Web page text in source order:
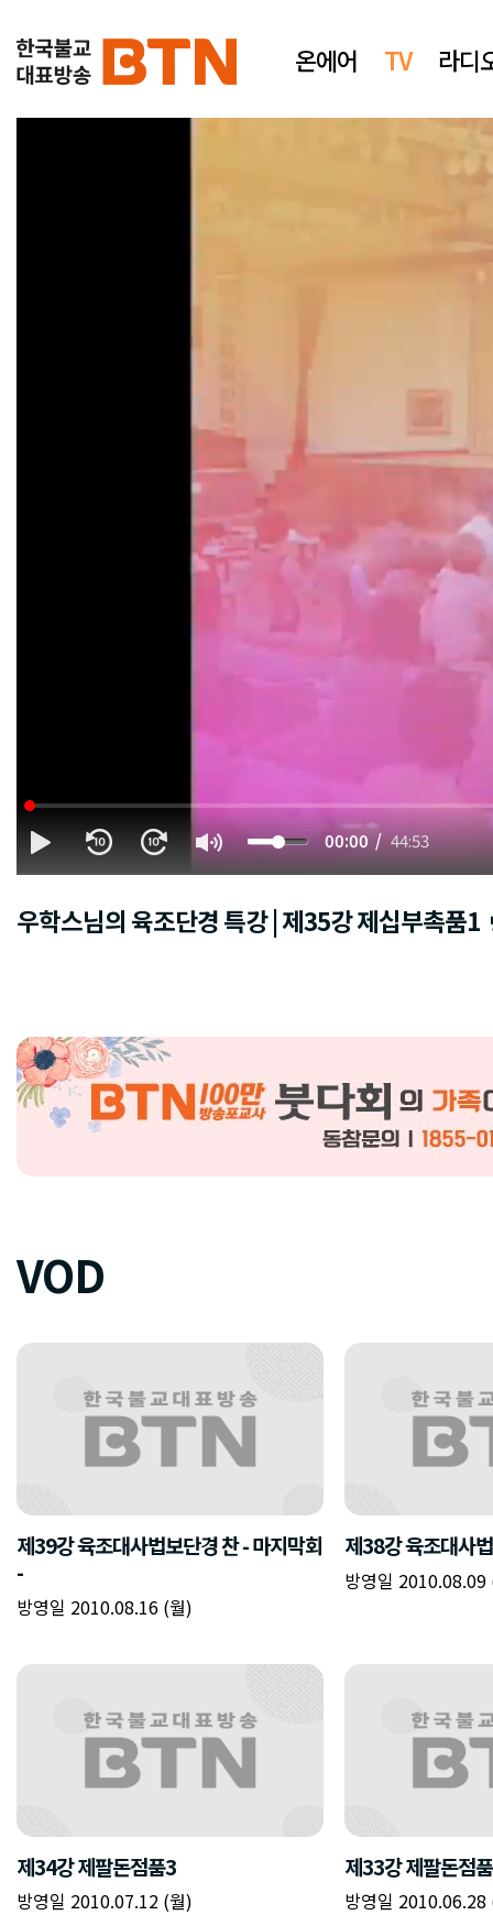
온에어 TV 라디
00:00 44:53
우학스님의 육조단경 특강 | 제35강 제십부촉품1